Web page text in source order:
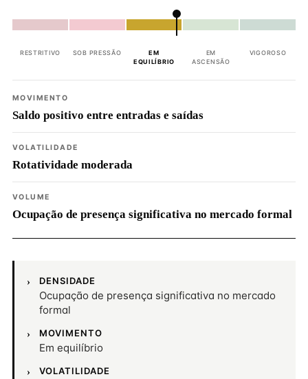
RESTRITIVO SOB PRESSÃO
EM
EQUILÍBRIO
EM
ASCENSÃO
VIGOROSO
MOVIMENTO
Saldo positivo entre entradas e saídas
VOLATILIDADE
Rotatividade moderada
VOLUME
Ocupação de presença significativa no mercado formal
DENSIDADE
Ocupação de presença significativa no mercado
formal
MOVIMENTO
Em equilíbrio
VOLATILIDADE